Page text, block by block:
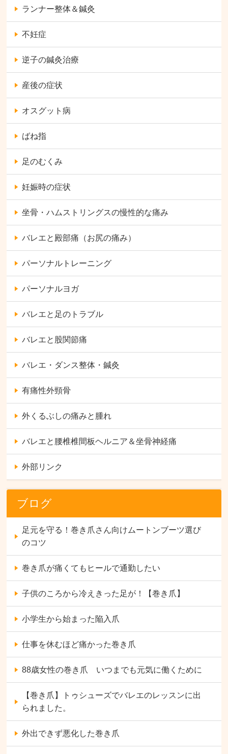
ランナー整体＆鍼灸
不妊症
逆子の鍼灸治療
産後の症状
オスグット病
ばね指
足のむくみ
妊娠時の症状
坐骨・ハムストリングスの慢性的な痛み
バレエと殿部痛（お尻の痛み）
パーソナルトレーニング
パーソナルヨガ
バレエと足のトラブル
バレエと股関節痛
バレエ・ダンス整体・鍼灸
有痛性外頸骨
外くるぶしの痛みと腫れ
バレエと腰椎椎間板ヘルニア＆坐骨神経痛
外部リンク
ブログ
足元を守る！巻き爪さん向けムートンブーツ選び
のコツ
巻き爪が痛くてもヒールで通勤したい
子供のころから冷えきった足が！【巻き爪】
小学生から始まった陥入爪
仕事を休むほど痛かった巻き爪
88歳女性の巻き爪 いつまでも元気に働くために
【巻き爪】トゥシューズでバレエのレッスンに出
られました。
外出できず悪化した巻き爪